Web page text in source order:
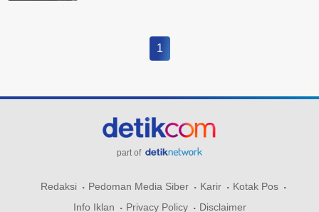
1
part of
Redaksi Pedoman Media Siber Karir
Kotak Pos
Info Iklan
Privacy Policy Disclaimer